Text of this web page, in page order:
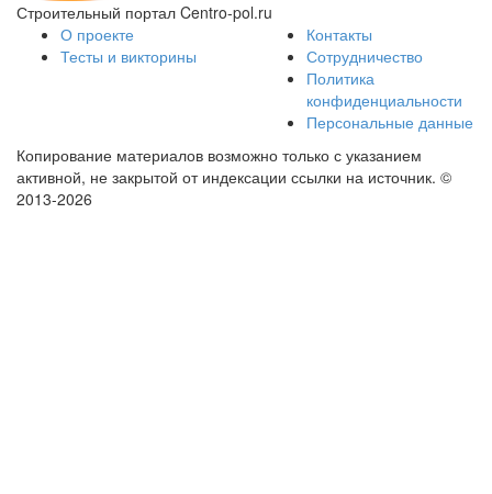
Строительный портал Centro-pol.ru
О проекте
Тесты и викторины
Контакты
Сотрудничество
Политика
конфиденциальности
Персональные данные
Копирование материалов возможно только с указанием
активной, не закрытой от индексации ссылки на источник. ©
2013-2026